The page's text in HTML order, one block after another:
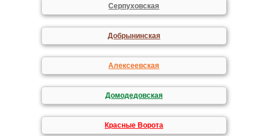
Серпуховская
Добрынинская
Алексеевская
Домодедовская
Красные Ворота